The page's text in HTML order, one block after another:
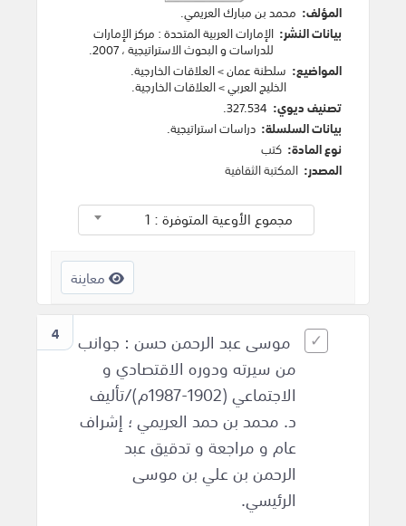
المؤلف: محمد بن مبارك العريمي.
بيانات النشر: الإمارات العربية المتحدة: مركز الإمارات
للدراسات و البحوث الاستراتيجية،2007
.
المواضيع: سلطنة عمان>العلاقات الخارجية.
الخليج العربي>العلاقات الخارجية.
تصنيف ديوي: 327.534.
بيانات السلسلة: دراسات استراتيجية.
نوع المادة: كتب
المصدر: المكتبة الثقافية
مجموع الأوعية المتوفرة : 1
معاينة
4
موسى عبد الرحمن حسن : جوانب
من سيرته ودوره الاقتصادي و
الاجتماعي (1902-1987م)/تأليف
د. محمد بن حمد العريمي ؛ إشراف
عام و مراجعة و تدقيق عبد
الرحمن بن علي بن موسى
الرئيسي.